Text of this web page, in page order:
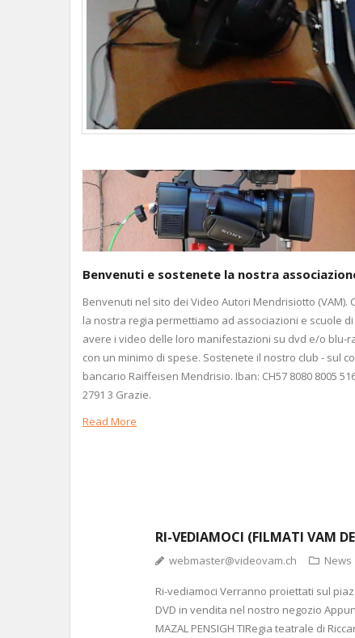
Benvenuti e sostenete la nostra
Benvenuti nel sito dei Video Autori Mendrisiotto (VAM).
la nostra regia permettiamo ad associazioni e scuole di
avere i video delle loro manifestazioni su dvd e/o blu-
con un minimo di spese. Sostenete il nostro club - sul
bancario Raiffeisen Mendrisio. Iban: CH57 8080 8005
2791 3 Grazie.
Read More
RI-VEDIAMOCI (FILMATI VAM
webmaster@videovam.ch News
Ri-vediamoci Verranno proiettati sul
DVD in vendita nel nostro negozio
MAZAL PENSIGH TIRegia teatrale di